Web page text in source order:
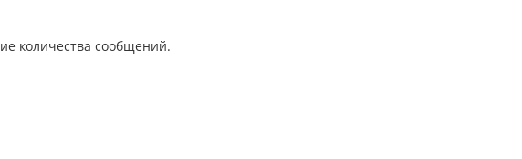
количества сообщений.